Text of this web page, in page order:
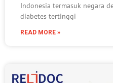
Indonesia termasuk negara
diabetes tertinggi
READ MORE »